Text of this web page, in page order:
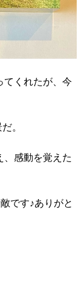
てくれたが、今
。
、感動を覚えた
です♪ありがと